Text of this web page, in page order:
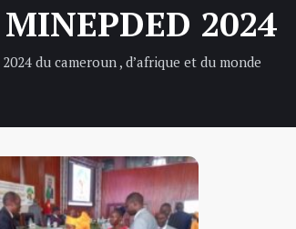
2024
du cameroun , d’afrique et du monde